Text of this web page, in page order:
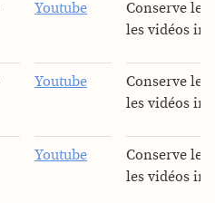
Youtube
Conserve les
les vidéos
Youtube
Conserve les
les vidéos
Youtube
Conserve les
les vidéos